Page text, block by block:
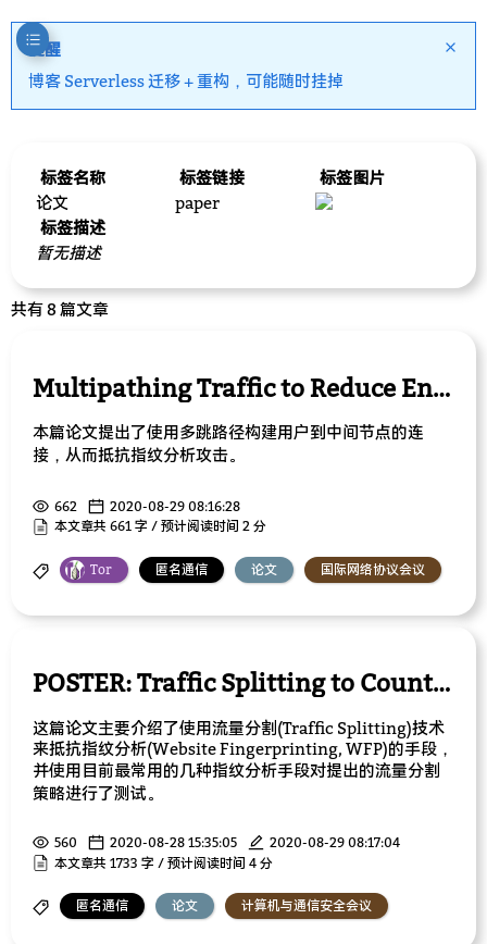
提醒
博客 Serverless 迁移 + 重构，可能随时挂掉
标签名称 标签链接
标签图片
论文
paper
标签描述
暂无描述
共有 8 篇文章
Multipathing Traffic to Reduce Entry Node Exposure in Onion Routing
本篇论文提出了使用多跳路径构建用户到中间节点的连
接，从而抵抗指纹分析攻击。
662
2020-08-29 08:16:28
本文章共 661 字 / 预计阅读时间 2 分
Tor 匿名通信 论文 国际网络协议会议
POSTER: Traffic Splitting to Counter Website Fingerprinting
这篇论文主要介绍了使用流量分割(Traffic Splitting)技术
来抵抗指纹分析(Website Fingerprinting, WFP)的手段，
并使用目前最常用的几种指纹分析手段对提出的流量分割
策略进行了测试。
560 2020-08-28 15:35:05
2020-08-29 08:17:04
本文章共 1733 字 / 预计阅读时间 4 分
匿名通信 论文 计算机与通信安全会议